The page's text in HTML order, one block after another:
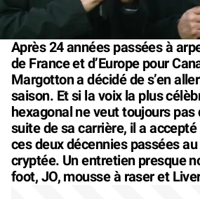
Après 24 années passées à
de France et d’Europe pour
Margotton a décidé de s’en
saison. Et si la voix la plus
hexagonal ne veut toujours pas
suite de sa carrière, il a
ces deux décennies passées
cryptée. Un entretien presque
foot, JO, mousse à raser et